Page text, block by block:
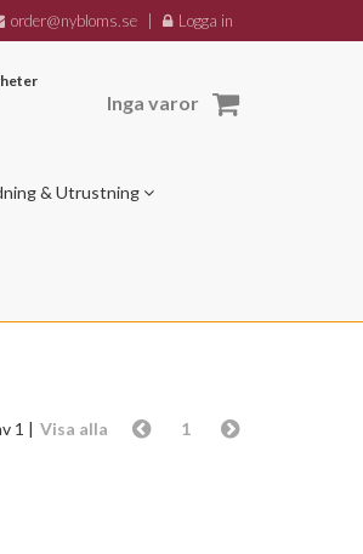
1
Visa alla
1 |
order@nybloms.se Logga in
Inga varor
& Utrustning